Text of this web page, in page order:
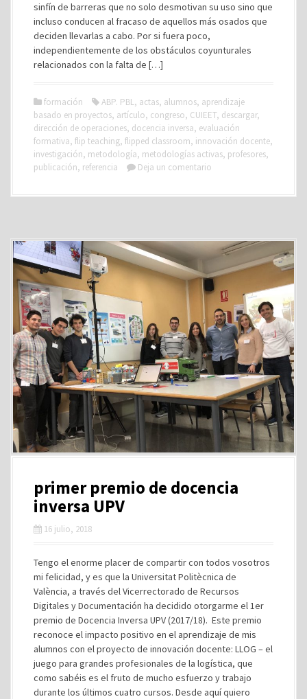
sinfín de barreras que no solo desmotivan su uso sino que
incluso conducen al fracaso de aquellos más osados que
deciden llevarlas a cabo. Por si fuera poco,
independientemente de los obstáculos coyunturales
relacionados con la falta de […]
formación ABP. PBL, actas, alumnos, aprendizaje
basado en proyectos, artículo, congreso, CUIEET, descargar,
dirección de operaciones, docencia inversa, evaluación
formativa, flip teaching, flipped classroom, innovación docente,
investigación, metodología, metodologías activas, profesores,
publicación, referencia Deja un comentario
primer premio de docencia
inversa UPV
16 julio, 2018
Tengo el enorme placer de compartir con todos vosotros
mi felicidad, y es que la Universitat Politècnica de
València, a través del Vicerrectorado de Recursos
Digitales y Documentación ha decidido otorgarme el 1er
premio de Docencia Inversa UPV (2017/18). Este premio
reconoce el impacto positivo en el aprendizaje de mis
alumnos con el proyecto de innovación docente: LLOG – el
juego para grandes profesionales de la logística, que
como sabéis es el fruto de mucho esfuerzo y trabajo
durante los últimos cuatro cursos. Desde aquí quiero